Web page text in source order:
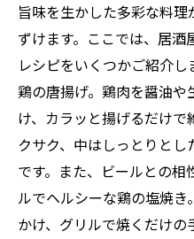
旨味を生かした多彩な料
ずけます。ここでは、居
レシピをいくつかご紹介
鶏の唐揚げ。鶏肉を醤油
け、カラッと揚げるだけ
クサク、中はしっとりと
です。また、ビールとの相
ルでヘルシーな鶏の塩焼
かけ、グリルで焼くだけ